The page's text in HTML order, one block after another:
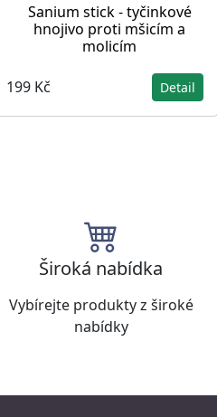
Sanium stick - tyčinkové
hnojivo proti mšicím a
molicím
199 Kč Detail
Široká nabídka
Vybírejte produkty z široké
nabídky